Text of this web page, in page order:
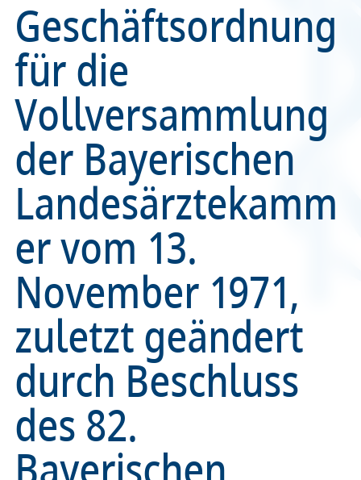
Presse
Karriere
Recht
Service & Kontakt
meineBLÄK
Presse
Karriere
Recht
Service & Kontakt
meineBLÄK
Geschäftsordnung
für die
Vollversammlung
der Bayerischen
Landesärztekamm
er vom 13.
November 1971,
zuletzt geändert
durch Beschluss
des 82.